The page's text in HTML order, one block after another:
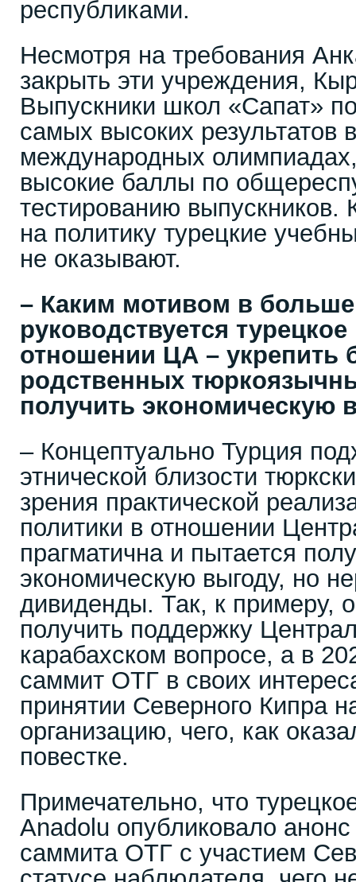
республиками.
Несмотря на требования
закрыть эти учреждения,
Выпускники школ «Сапат»
самых высоких результатов
международных
высокие баллы по
тестированию выпускников.
на политику турецкие
не оказывают.
– Каким мотивом в
руководствуется
отношении ЦА – укрепить
родственных
получить экономическую
– Концептуально Турция
этнической близости
зрения практической
политики в отношении
прагматична и пытается
экономическую выгоду, но
дивиденды. Так, к примеру,
получить поддержку
карабахском вопросе, а в
саммит ОТГ в своих
принятии Северного Кипра
организацию, чего, как
повестке.
Примечательно, что
Anadolu опубликовало
саммита ОТГ с участием